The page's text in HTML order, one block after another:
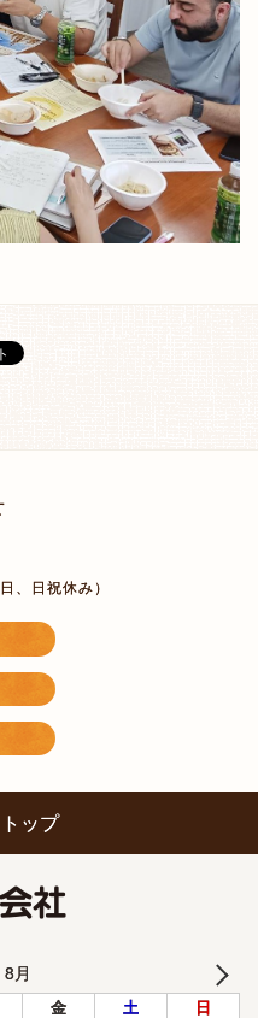
、日祝休み）
ップ
月
金 土 日